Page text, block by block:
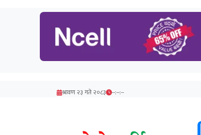
श्रावण २३ गते २०८३ --:--:--